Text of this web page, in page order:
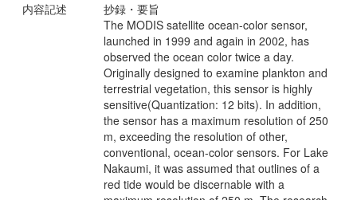
内容記述
抄録・要旨
The MODIS satellite ocean-color sensor,
launched in 1999 and again in 2002, has
observed the ocean color twice a day.
Originally designed to examine plankton and
terrestrial vegetation, this sensor is highly
sensitive(Quantization: 12 bits). In addition,
the sensor has a maximum resolution of 250
m, exceeding the resolution of other,
conventional, ocean-color sensors. For Lake
Nakaumi, it was assumed that outlines of a
red tide would be discernable with a